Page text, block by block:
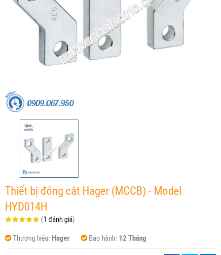
Thiết bị đóng cắt Hager (MCCB) - Model
HYD014H
(1 đánh giá)
Thương hiệu: Hager Bảo hành: 12 Tháng